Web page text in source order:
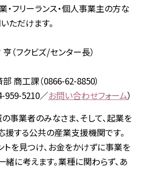
フリーランス・個人事業主の方な
ただけます。
（フクビズ/センター長）
商工課（0866-62-8850）
959-5210／お問い合わせフォーム）
事業者のみなさま、そして、起業を
援する公共の産業支援機関です。
を見つけ、お金をかけずに事業を
に考えます。業種に関わらず、あ